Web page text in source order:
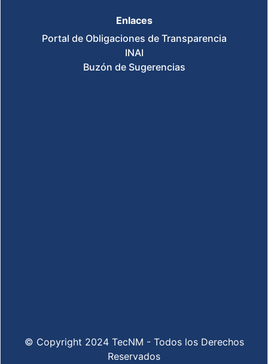
Enlaces
Portal de Obligaciones de Transparencia
INAI
Buzón de Sugerencias
© Copyright 2024 TecNM - Todos los Derechos
Reservados